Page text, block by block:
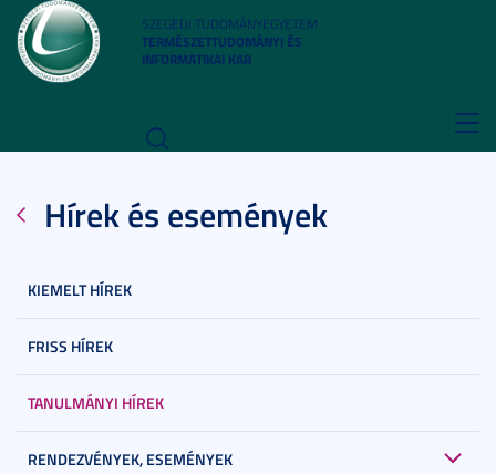
SZEGEDI TUDOMÁNYEGYETEM
TERMÉSZETTUDOMÁNYI ÉS
INFORMATIKAI KAR
Hírek és események
KIEMELT HÍREK
FRISS HÍREK
TANULMÁNYI HÍREK
RENDEZVÉNYEK, ESEMÉNYEK